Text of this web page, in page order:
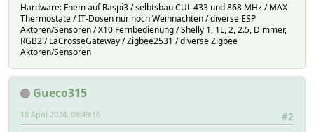
Hardware: Fhem auf Raspi3 / selbtsbau CUL 433 und 868 MHz / MAX
Thermostate / IT-Dosen nur noch Weihnachten / diverse ESP
Aktoren/Sensoren / X10 Fernbedienung / Shelly 1, 1L, 2, 2.5, Dimmer,
RGB2 / LaCrosseGateway / Zigbee2531 / diverse Zigbee
Aktoren/Sensoren
Gueco315
#2
10 April 2024, 08:49:16